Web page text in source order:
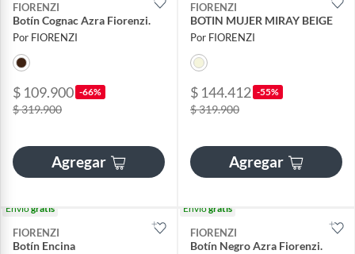
FIORENZI
Botín Cognac Azra Fiorenzi.
Por FIORENZI
$ 109.900 -66%
$ 319.900
Agregar
FIORENZI
BOTIN MUJER MIRAY BEIGE
Por FIORENZI
$ 144.412 -55%
$ 319.900
Agregar
Envíogratis
FIORENZI
Botín Encina
Envíogratis
FIORENZI
Botín Negro Azra Fiorenzi.